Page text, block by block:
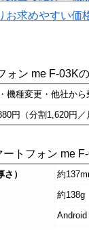
求めやすい価
ォン me F-03K
機種変更・他社か
円（分割1,620円／
ートフォン me
）
約
約138g